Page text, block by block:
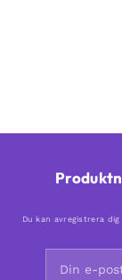
Du kan avregistrera